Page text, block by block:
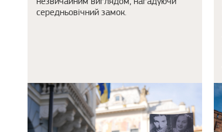
середньовічний замок.